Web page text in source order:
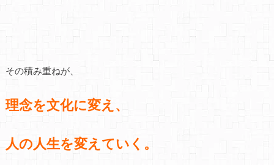
その積み重ねが、
理念を文化に変え、
人の人生を変えていく。